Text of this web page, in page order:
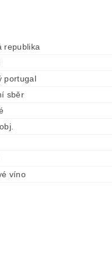
republika
portugal
sběr
víno